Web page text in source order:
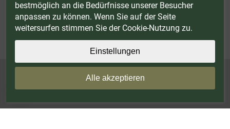
© Landig 1982-2026 (44 Jahre Qualität)
Alle Preise inkl. gesetzl. Mehrwertsteuer, zuzüglich Versandkosten
Weitere Marken oder Shops der Landig + Lava GmbH & Co. KG: LAVA - Vakuumiergeräte
DRY AGER - Reifeschränke|VIESSMANN - Kühlzellen
bestmöglich an die Bedürfnisse unserer Besucher
anpassen zu können. Wenn Sie auf der Seite
weitersurfen stimmen Sie der Cookie-Nutzung zu.
Einstellungen
Alle akzeptieren